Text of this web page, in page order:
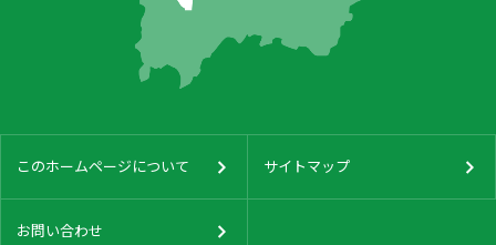
このホームページについて サイトマップ
お問い合わせ